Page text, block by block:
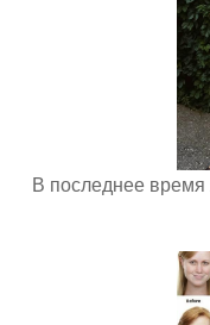
В последнее время